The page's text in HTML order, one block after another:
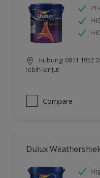
Hubungi 0811 1952
lebih lanjut
Compare
Dulux